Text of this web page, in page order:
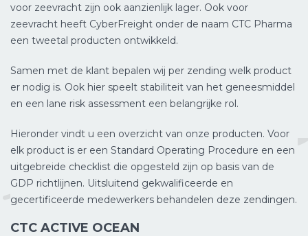
voor zeevracht zijn ook aanzienlijk lager. Ook voor
zeevracht heeft CyberFreight onder de naam CTC Pharma
een tweetal producten ontwikkeld.
Samen met de klant bepalen wij per zending welk product
er nodig is. Ook hier speelt stabiliteit van het geneesmiddel
en een lane risk assessment een belangrijke rol.
Hieronder vindt u een overzicht van onze producten. Voor
elk product is er een Standard Operating Procedure en een
uitgebreide checklist die opgesteld zijn op basis van de
GDP richtlijnen. Uitsluitend gekwalificeerde en
gecertificeerde medewerkers behandelen deze zendingen.
CTC ACTIVE OCEAN